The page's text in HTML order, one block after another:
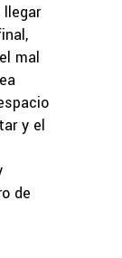
mal
y el
de